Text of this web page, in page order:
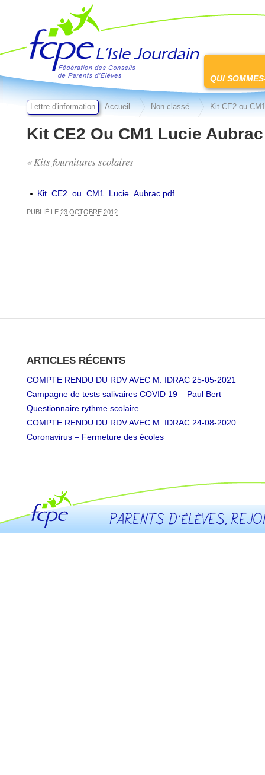
FCPE L'isle jourdain
au
contenu
QUI
Lettre d'information Accueil Non classé Kit CE2 ou
Kit CE2 Ou CM1 Lucie Aubrac
« Kits fournitures scolaires
Kit_CE2_ou_CM1_Lucie_Aubrac.pdf
PUBLIÉ LE 23 OCTOBRE 2012
ARTICLES RÉCENTS
COMPTE RENDU DU RDV AVEC M. IDRAC 25-05-2021
Campagne de tests salivaires COVID 19 – Paul Bert
Questionnaire rythme scolaire
COMPTE RENDU DU RDV AVEC M. IDRAC 24-08-2020
Coronavirus – Fermeture des écoles